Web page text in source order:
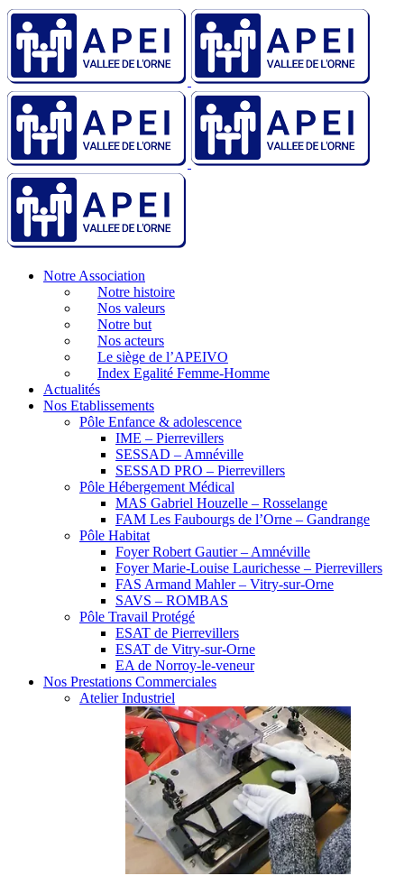
Notre Association
Notre histoire
Nos valeurs
Notre but
Nos acteurs
Le siège de l’APEIVO
Index Egalité Femme-Homme
Actualités
Nos Etablissements
Pôle Enfance & adolescence
IME – Pierrevillers
SESSAD – Amnéville
SESSAD PRO – Pierrevillers
Pôle Hébergement Médical
MAS Gabriel Houzelle – Rosselange
FAM Les Faubourgs de l’Orne – Gandrange
Pôle Habitat
Foyer Robert Gautier – Amnéville
Foyer Marie-Louise Laurichesse – Pierrevillers
FAS Armand Mahler – Vitry-sur-Orne
SAVS – ROMBAS
Pôle Travail Protégé
ESAT de Pierrevillers
ESAT de Vitry-sur-Orne
EA de Norroy-le-veneur
Nos Prestations Commerciales
Atelier Industriel